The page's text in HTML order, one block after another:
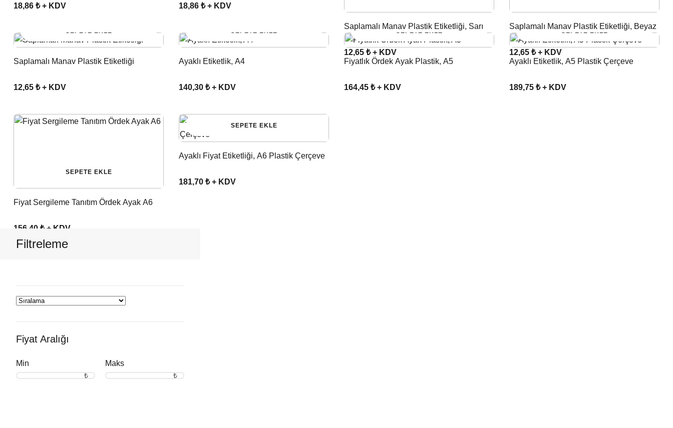
18,86 ₺ + KDV
18,86 ₺ + KDV
Saplamalı Manav Plastik Etiketliği, Sarı
12,65 ₺ + KDV
Saplamalı Manav Plastik Etiketliği, Beyaz
12,65 ₺ + KDV
SEPETE EKLE
Saplamalı Manav Plastik Etiketliği
12,65 ₺ + KDV
SEPETE EKLE
Ayaklı Etiketlik, A4
140,30 ₺ + KDV
SEPETE EKLE
Fiyatlık Ördek Ayak Plastik, A5
164,45 ₺ + KDV
SEPETE EKLE
Ayaklı Etiketlik, A5 Plastik Çerçeve
189,75 ₺ + KDV
SEPETE EKLE
Fiyat Sergileme Tanıtım Ördek Ayak A6
156,40 ₺ + KDV
SEPETE EKLE
Ayaklı Fiyat Etiketliği, A6 Plastik Çerçeve
181,70 ₺ + KDV
Filtreleme
Fiyat Aralığı
Min Maks